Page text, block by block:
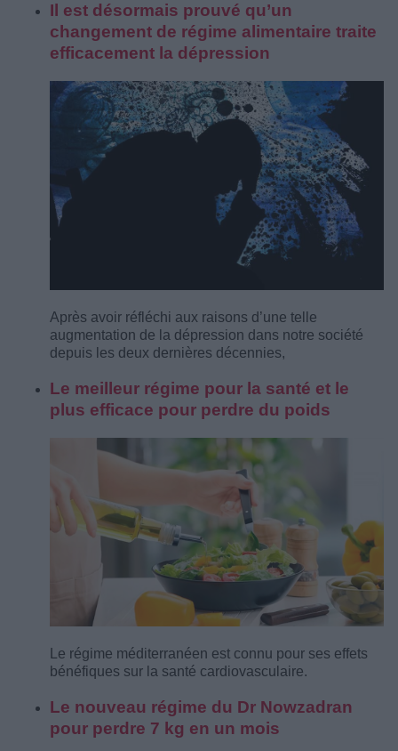
Il est désormais prouvé qu’un
changement de régime alimentaire traite
efficacement la dépression
Après avoir réfléchi aux raisons d’une telle
augmentation de la dépression dans notre société
depuis les deux dernières décennies,
Le meilleur régime pour la santé et le
plus efficace pour perdre du poids
Le régime méditerranéen est connu pour ses effets
bénéfiques sur la santé cardiovasculaire.
Le nouveau régime du Dr Nowzadran
pour perdre 7 kg en un mois